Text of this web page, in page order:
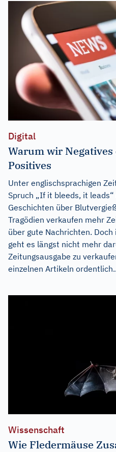
Digital
Warum wir
Positives
Unter englischsprachigen
Spruch „If it bleeds, it
Geschichten über
Tragödien verkaufen mehr
über gute Nachrichten.
geht es längst nicht mehr
Zeitungsausgabe zu
einzelnen Artikeln
Wissenschaft
Wie Fledermäuse